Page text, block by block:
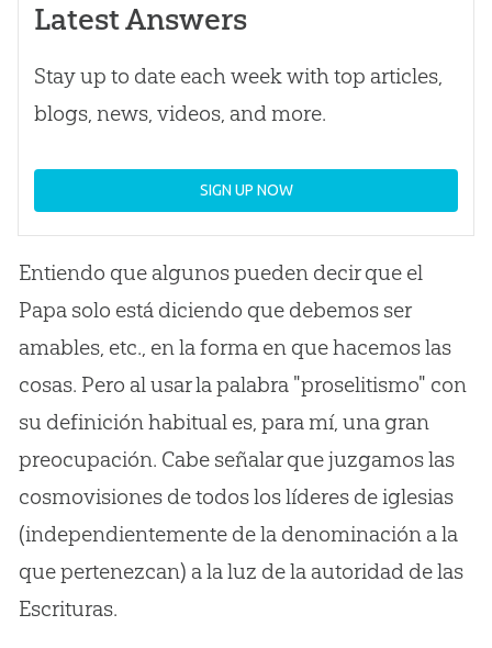
Latest Answers
Stay up to date each week with top articles,
blogs, news, videos, and more.
SIGN UP NOW
Entiendo que algunos pueden decir que el
Papa solo está diciendo que debemos ser
amables, etc., en la forma en que hacemos las
cosas. Pero al usar la palabra "proselitismo" con
su definición habitual es, para mí, una gran
preocupación. Cabe señalar que juzgamos las
cosmovisiones de todos los líderes de iglesias
(independientemente de la denominación a la
que pertenezcan) a la luz de la autoridad de las
Escrituras.